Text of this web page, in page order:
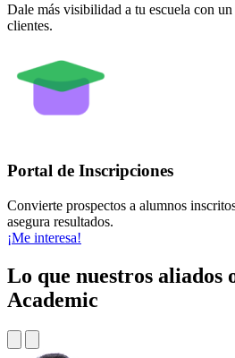
Dale más visibilidad a tu escuela con
clientes.
Portal de Inscripciones
Convierte prospectos a alumnos
asegura resultados.
¡Me interesa!
Lo que nuestros aliados
Academic